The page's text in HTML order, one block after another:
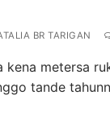
BR TARIGAN
metersa
tande